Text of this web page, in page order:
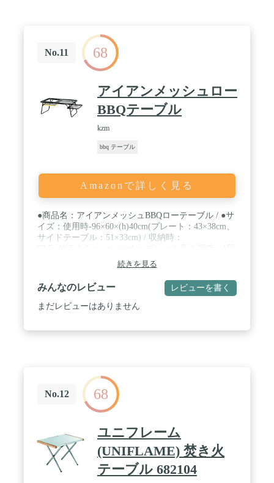
No.11 68
アイアンメッシュロー
BBQテーブル
kzm
bbq テーブル
Amazonで詳しく見る
●商品名：アイアンメッシュBBQローテーブル / ●サ
イズ：使用時-96×60×(h)40cm(プレート：43×38cm、
サイドテーブル：51×33cm) / 収納時：
12cm、2段-19cm(天板から) / ●重量：4.7kg / ●耐荷
重：テーブル-30kg、プレート-10kg / ●内容：テーブ
ル本体、キャリーバッグ / ●生産国：中国 / 【保証期
間】 商品到着後7日間 ※初期不良のみ対応させて頂
きます。 ※お客様都合での返品・交換は対応いたし
続きを見る
みんなのレビュー レビューを書く
まだレビューはありません
No.12 68
ユニフレーム
(UNIFLAME) 焚き火
テーブル 682104